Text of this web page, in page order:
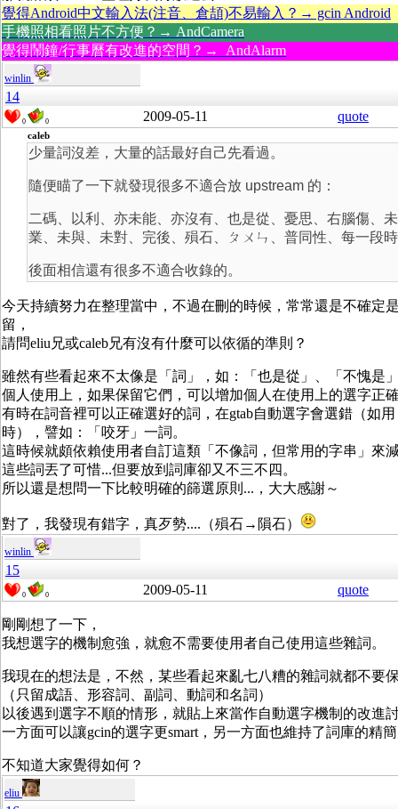
覺得Android中文輸入法(注音、倉頡)不易輸入？→ gcin Android
手機照相看照片不方便？→ AndCamera
覺得鬧鐘/行事曆有改進的空間？→ AndAlarm
winlin
14
0 0 2009-05-11 quote
caleb
少量詞沒差，大量的話最好自己先看過。
隨便瞄了一下就發現很多不適合放 upstream 的：
二碼、以利、亦未能、亦沒有、也是從、憂思、右腦傷、
業、未與、未對、完後、殞石、ㄆㄨㄣ、普同性、每一段
後面相信還有很多不適合收錄的。
今天持續努力在整理當中，不過在刪的時候，常常還是不確定
留，
請問eliu兄或caleb兄有沒有什麼可以依循的準則？
雖然有些看起來不太像是「詞」，如：「也是從」、「不愧是
個人使用上，如果保留它們，可以增加個人在使用上的選字正
有時在詞音裡可以正確選好的詞，在gtab自動選字會選錯（如
時），譬如：「咬牙」一詞。
這時候就頗依賴使用者自訂這類「不像詞，但常用的字串」來
這些詞丟了可惜...但要放到詞庫卻又不三不四。
所以還是想問一下比較明確的篩選原則...，大大感謝～
對了，我發現有錯字，真歹勢....（殞石→隕石）
winlin
15
0 0 2009-05-11 quote
剛剛想了一下，
我想選字的機制愈強，就愈不需要使用者自己使用這些雜詞。
我現在的想法是，不然，某些看起來亂七八糟的雜詞就都不要
（只留成語、形容詞、副詞、動詞和名詞）
以後遇到選字不順的情形，就貼上來當作自動選字機制的改進
一方面可以讓gcin的選字更smart，另一方面也維持了詞庫的精
不知道大家覺得如何？
eliu